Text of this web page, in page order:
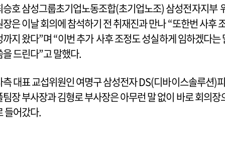
승호 삼성그룹초기업노동조합(초기업노조) 삼성전자지부
장은 이날 회의에 참석하기 전 취재진과 만나 “또한번 사후
까지 왔다”며 “이번 추가 사후 조정도 성실하게 임하겠다는
을 드린다”고 말했다.
측 대표 교섭위원인 여명구 삼성전자 DS(디바이스솔루션)피
팀장 부사장과 김형로 부사장은 아무런 말 없이 바로 회의장
들어갔다.